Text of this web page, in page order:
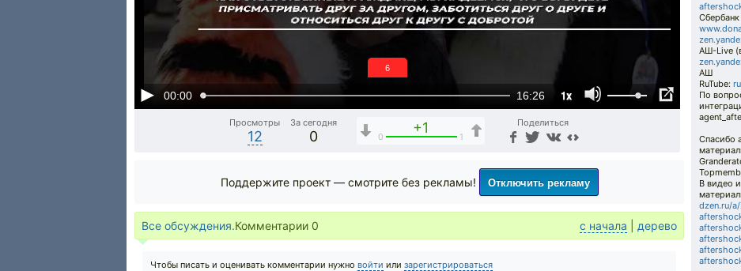
00:00 16:26 1x
5
Просмотры
12
За сегодня
0
+1
0 1
Поделиться
АШ-Live
АШ
RuTube:
По
Спасибо
В видео
dzen.ru/
Поддержите проект — смотрите без рекламы! Отключить рекламу
Все обсуждения.Комментарии 0 с начала дерево
Чтобы писать и оценивать комментарии нужно войти или зарегистрироваться